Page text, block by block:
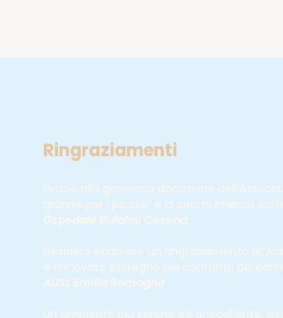
Ringraziamenti
Grazie alla generosa donazione
grande per i piccoli” e ai suoi numerosi
Ospedale Bufalini Cesena
Desidero eprimere un ringraziamento
e rinnovato sostegno nei confornti dei
AUSL Emilia Romagna
Un ambiente più sereno ed accogliente,